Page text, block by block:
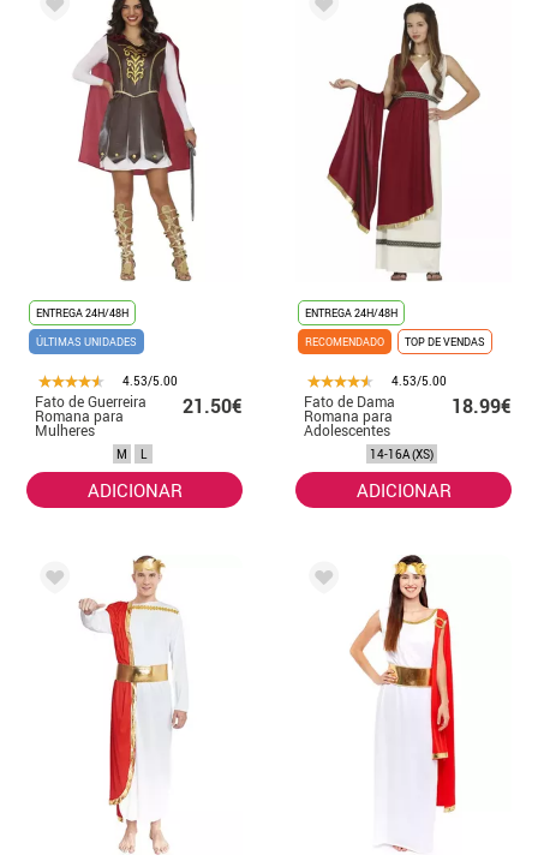
ENTREGA 24H/48H
ÚLTIMAS UNIDADES
4.53/5.00
Fato de Guerreira
Romana para
Mulheres
21.50€
M L
ADICIONAR
ENTREGA 24H/48H
RECOMENDADO
TOP DE VENDAS
4.53/5.00
Fato de Dama
Romana para
Adolescentes
18.99€
14-16A (XS)
ADICIONAR